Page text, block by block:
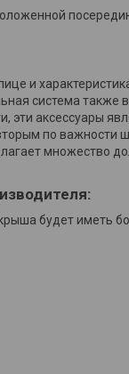
и
система также
эти аксессуары
по важности
множество
будет иметь